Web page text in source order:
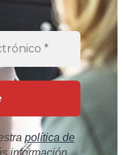
política de
información.